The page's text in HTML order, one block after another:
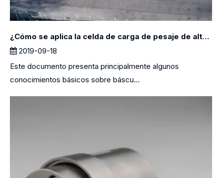
¿Cómo se aplica la celda de carga de pesaje de alta precisión en las básculas de camiones?
2019-09-18
Este documento presenta principalmente algunos
conocimientos básicos sobre báscu...